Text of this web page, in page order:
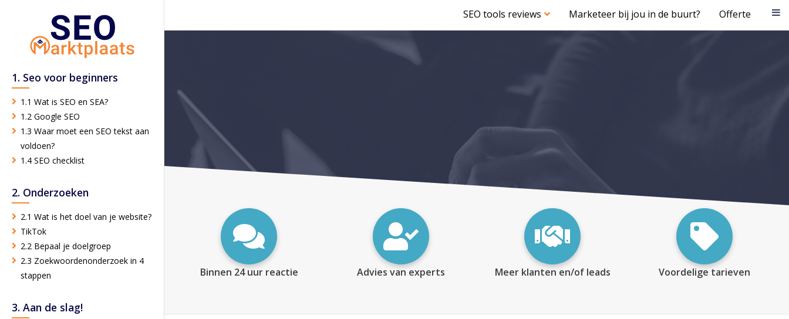
SEO tools reviews Marketeer bij jou in de buurt? Offerte
1. Seo voor beginners
1.1 Wat is SEO en SEA?
1.2 Google SEO
1.3 Waar moet een SEO tekst aan
voldoen?
1.4 SEO checklist
2. Onderzoeken
2.1 Wat is het doel van je website?
TikTok
2.2 Bepaal je doelgroep
2.3 Zoekwoordenonderzoek in 4
stappen
3. Aan de slag!
Binnen 24 uur reactie Advies van experts Meer klanten en/of leads Voordelige tarieven